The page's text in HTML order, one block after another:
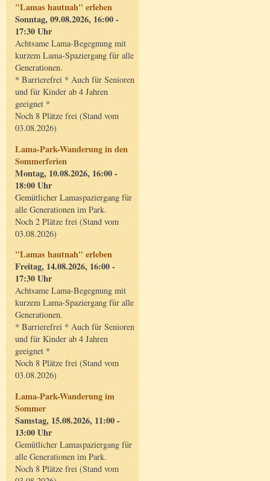
"Lamas hautnah" erleben
Sonntag, 09.08.2026, 16:00 -
17:30 Uhr
Achtsame Lama-Begegnung mit
kurzem Lama-Spaziergang für alle
Generationen.
* Barrierefrei * Auch für Senioren
und für Kinder ab 4 Jahren
geeignet *
Noch 8 Plätze frei (Stand vom
03.08.2026)
Lama-Park-Wanderung in den
Sommerferien
Montag, 10.08.2026, 16:00 -
18:00 Uhr
Gemütlicher Lamaspaziergang für
alle Generationen im Park.
Noch 2 Plätze frei (Stand vom
03.08.2026)
"Lamas hautnah" erleben
Freitag, 14.08.2026, 16:00 -
17:30 Uhr
Achtsame Lama-Begegnung mit
kurzem Lama-Spaziergang für alle
Generationen.
* Barrierefrei * Auch für Senioren
und für Kinder ab 4 Jahren
geeignet *
Noch 8 Plätze frei (Stand vom
03.08.2026)
Lama-Park-Wanderung im
Sommer
Samstag, 15.08.2026, 11:00 -
13:00 Uhr
Gemütlicher Lamaspaziergang für
alle Generationen im Park.
Noch 8 Plätze frei (Stand vom